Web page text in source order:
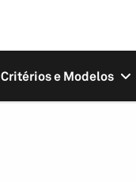
Critérios e Modelos